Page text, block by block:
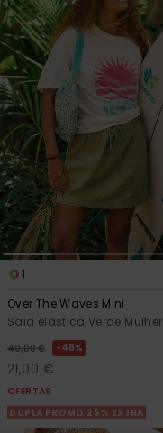
1
Over The Waves Mini
Saia elástica Verde Mulher
40,00 € 48%
21,00 €
OFERTAS
DUPLA PROMO 25% EXTRA